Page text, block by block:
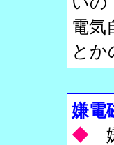
電気
とか
嫌電
◆